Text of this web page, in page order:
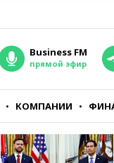
Business FM
прямой эфир
КОМПАНИИ